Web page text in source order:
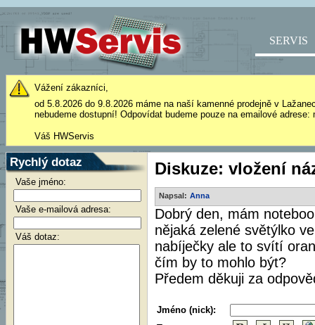
SERVIS
Vážení zákazníci,
od 5.8.2026 do 9.8.2026 máme na naší kamenné prodejně v
nebudeme dostupní! Odpovídat budeme pouze na emailové
Váš HWServis
Rychlý dotaz
Vaše jméno:
Vaše e-mailová adresa:
Váš dotaz:
Diskuze: vložení
Napsal: Anna
Dobrý den, mám
nějaká zelené světýlko
nabíječky ale to svítí
čím by to mohlo být?
Předem děkuji za
Jméno (nick):